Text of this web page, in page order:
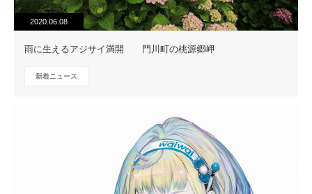
2020.06.08
雨に生えるアジサイ満開 門川町の桃源郷岬
新着ニュース